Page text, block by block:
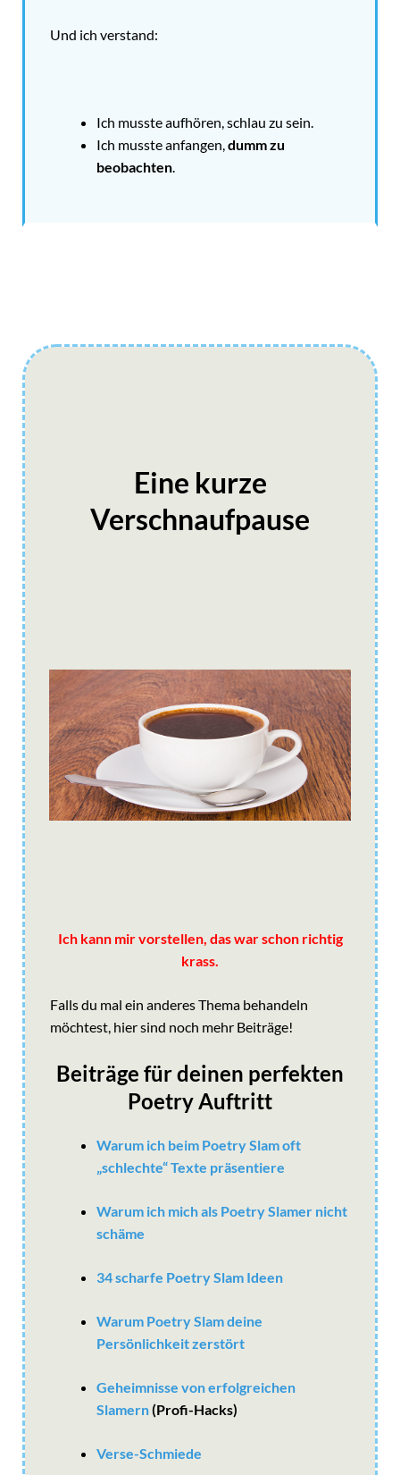
Und ich verstand:
Ich musste aufhören, schlau zu sein.
Ich musste anfangen,dumm zu
beobachten.
Eine kurze
Verschnaufpause
Ich kann mir vorstellen, das war schon richtig
krass.
Falls du mal ein anderes Thema behandeln
möchtest, hier sind noch mehr Beiträge!
Beiträge für deinen perfekten
Poetry Auftritt
Warum ich beim Poetry Slam oft
„schlechte“ Texte präsentiere
Warum ich mich als Poetry Slamer nicht
schäme
34 scharfe Poetry Slam Ideen
Warum Poetry Slam deine
Persönlichkeit zerstört
Geheimnisse von erfolgreichen
Slamern(Profi-Hacks)
Verse-Schmiede